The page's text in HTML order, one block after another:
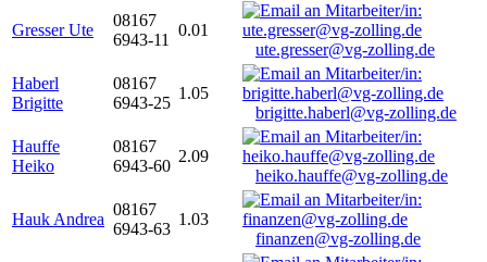
Gresser Ute
08167
6943-11
0.01
ute.gresser@vg-zolling.de
Haberl
Brigitte
08167
6943-25
1.05
brigitte.haberl@vg-zolling.de
Hauffe
Heiko
08167
6943-60
2.09
heiko.hauffe@vg-zolling.de
Hauk Andrea
08167
6943-63
1.03
finanzen@vg-zolling.de